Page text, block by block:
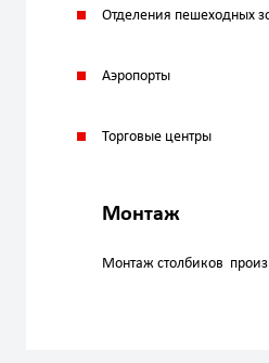
Отделения пешеходных
Аэропорты
Торговые центры
Монтаж
Монтаж столбиков